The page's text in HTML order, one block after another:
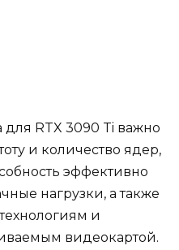
RTX 3090 Ti важно
и количество ядер,
эффективно
нагрузки, а также
и
видеокартой.